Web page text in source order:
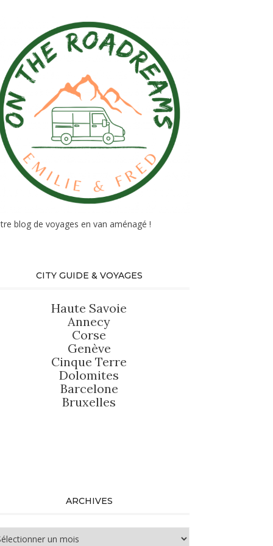
blog de voyages en van aménagé !
CITY GUIDE & VOYAGES
Haute Savoie
Annecy
Corse
Genève
Cinque Terre
Dolomites
Barcelone
Bruxelles
ARCHIVES